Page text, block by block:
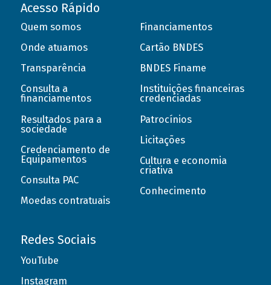
Acesso Rápido
Quem somos
Onde atuamos
Transparência
Consulta a
financiamentos
Resultados para a
sociedade
Credenciamento de
Equipamentos
Consulta PAC
Moedas contratuais
Financiamentos
Cartão BNDES
BNDES Finame
Instituições financeiras
credenciadas
Patrocínios
Licitações
Cultura e economia
criativa
Conhecimento
Redes Sociais
YouTube
Instagram